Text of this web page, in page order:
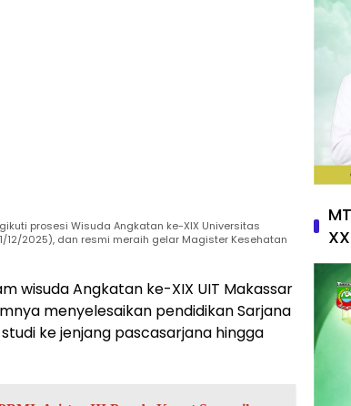
prosesi Wisuda Angkatan ke-XIX Universitas
12/2025), dan resmi meraih gelar Magister Kesehatan
wisuda Angkatan ke-XIX UIT Makassar
menyelesaikan pendidikan Sarjana
ke jenjang pascasarjana hingga